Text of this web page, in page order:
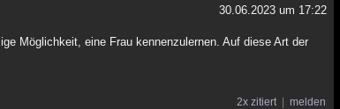
30.06.2023 um 17:22
Möglichkeit, eine Frau kennenzulernen. Auf diese Art der
2x zitiert melden